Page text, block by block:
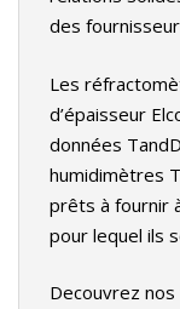
des
Les
d’épaisseur
données
humidimètres
prêts à fournir
pour lequel ils
Decouvrez